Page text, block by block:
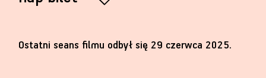
Ostatni seans filmu odbył się 29 czerwca 2025.